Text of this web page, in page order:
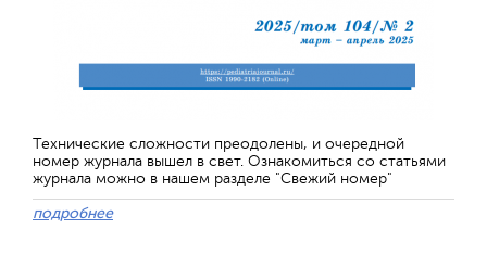
Технические сложности преодолены, и очередной
номер журнала вышел в свет. Ознакомиться со статьями
журнала можно в нашем разделе "Свежий номер"
подробнее